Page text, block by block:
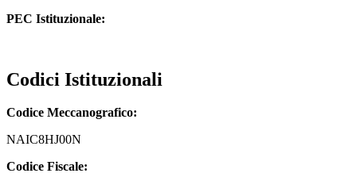
PEC Istituzionale:
Codici Istituzionali
Codice Meccanografico:
NAIC8HJ00N
Codice Fiscale: